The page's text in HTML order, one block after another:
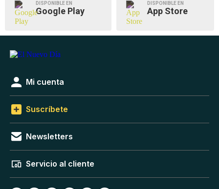
DISPONIBLE EN
Google Play
DISPONIBLE EN
App Store
Mi cuenta
Suscríbete
Newsletters
Servicio al cliente